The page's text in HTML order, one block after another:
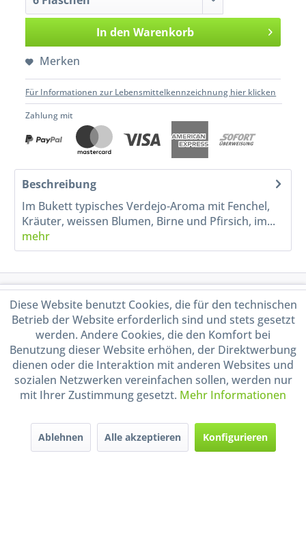
In den Warenkorb
Merken
Für Informationen zur Lebensmittelkennzeichnung hier klicken
Zahlung mit
Beschreibung
Im Bukett typisches Verdejo-Aroma mit Fenchel,
Kräuter, weissen Blumen, Birne und Pfirsich, im...
mehr
Service Hotline
Shop Service
Informationen
Handel mit BIO-Weinen
durch DE-ÖKO-009
Diese Website benutzt Cookies, die für den technischen
Betrieb der Website erforderlich sind und stets gesetzt
werden. Andere Cookies, die den Komfort bei
Benutzung dieser Website erhöhen, der Direktwerbung
dienen oder die Interaktion mit anderen Websites und
sozialen Netzwerken vereinfachen sollen, werden nur
mit Ihrer Zustimmung gesetzt. Mehr Informationen
Ablehnen Alle akzeptieren Konfigurieren